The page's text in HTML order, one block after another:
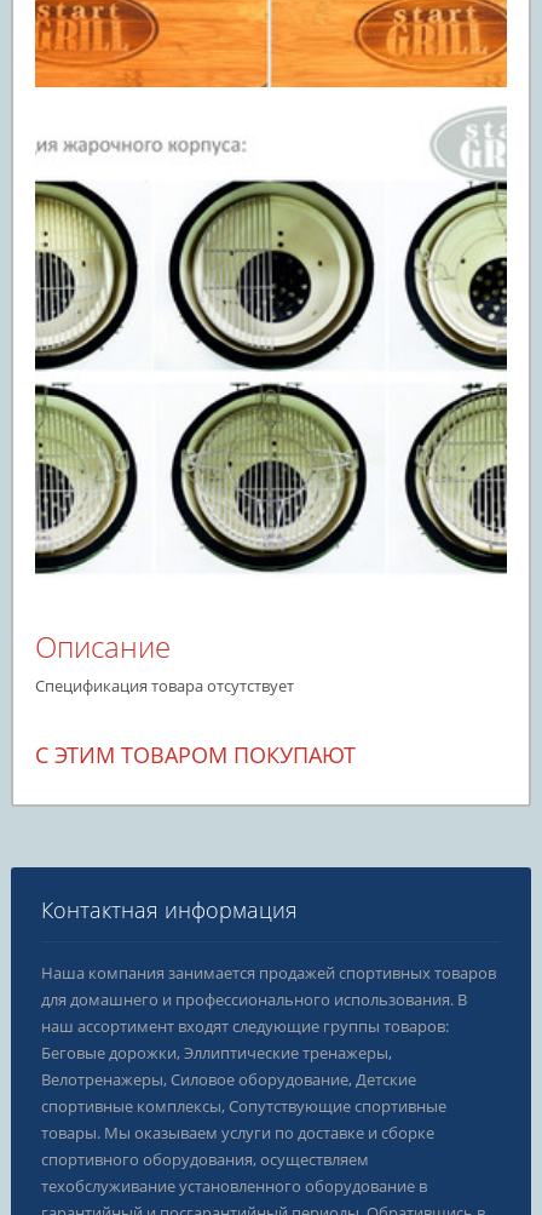
Описание
Спецификация товара отсутствует
С ЭТИМ ТОВАРОМ ПОКУПАЮТ
Контактная информация
Наша компания занимается продажей спортивных товаров
для домашнего и профессионального использования. В
наш ассортимент входят следующие группы товаров:
Беговые дорожки, Эллиптические тренажеры,
Велотренажеры, Силовое оборудование, Детские
спортивные комплексы, Сопутствующие спортивные
товары. Мы оказываем услуги по доставке и сборке
спортивного оборудования, осуществляем
техобслуживание установленного оборудование в